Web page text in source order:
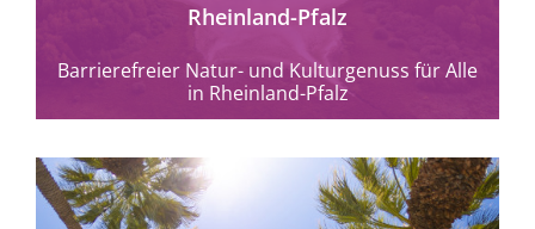
Rheinland-Pfalz
Barrierefreier Natur- und Kulturgenuss für Alle
in Rheinland-Pfalz